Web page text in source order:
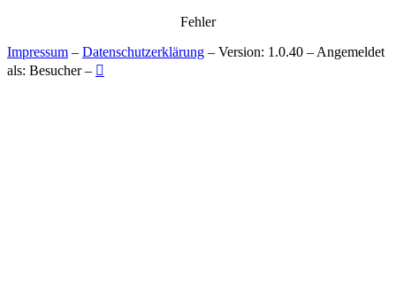
Fehler
Impressum – Datenschutzerklärung – Version: 1.0.40 – Angemeldet
als: Besucher – 